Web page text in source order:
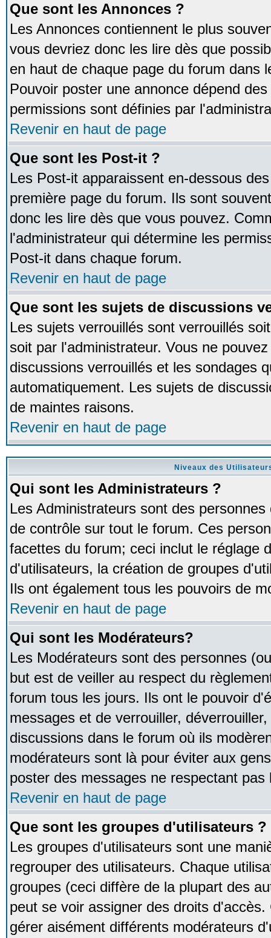
Que sont les Annonces ?
Les Annonces contiennent le plus
vous devriez donc les lire dès que
en haut de chaque page du forum dans
Pouvoir poster une annonce dépend
permissions sont définies par
Revenir en haut de page
Que sont les Post-it ?
Les Post-it apparaissent en-dessous
première page du forum. Ils sont
donc les lire dès que vous pouvez.
l'administrateur qui détermine les
Post-it dans chaque forum.
Revenir en haut de page
Que sont les sujets de discussions
Les sujets verrouillés sont verrouillés
soit par l'administrateur. Vous ne
discussions verrouillés et les sondages
automatiquement. Les sujets de
de maintes raisons.
Revenir en haut de page
Niveaux des
Qui sont les Administrateurs ?
Les Administrateurs sont des
de contrôle sur tout le forum. Ces
facettes du forum; ceci inclut le réglage
d'utilisateurs, la création de groupes
Ils ont également tous les pouvoirs de
Revenir en haut de page
Qui sont les Modérateurs?
Les Modérateurs sont des personnes
but est de veiller au respect du
forum tous les jours. Ils ont le pouvoir
messages et de verrouiller,
discussions dans le forum où ils
modérateurs sont là pour éviter aux
poster des messages ne respectant pas
Revenir en haut de page
Que sont les groupes d'utilisateurs ?
Les groupes d'utilisateurs sont une
regrouper des utilisateurs. Chaque
groupes (ceci diffère de la plupart des
peut se voir assigner des droits
gérer aisément différents modérateurs